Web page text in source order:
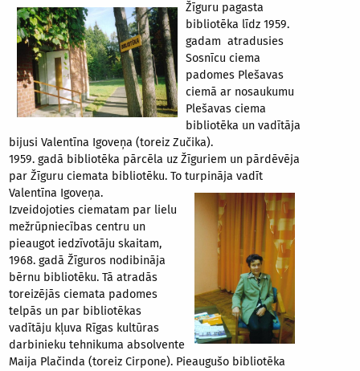
Žīguru pagasta
bibliotēka līdz 1959.
gadam atradusies
Sosnīcu ciema
padomes Plešavas
ciemā ar nosaukumu
Plešavas ciema
bibliotēka un vadītāja
bijusi Valentīna Igoveņa (toreiz Zučika).
1959. gadā bibliotēka pārcēla uz Žīguriem un pārdēvēja
par Žīguru ciemata bibliotēku. To turpināja vadīt
Valentīna Igoveņa.
Izveidojoties ciematam par lielu
mežrūpniecības centru un
pieaugot iedzīvotāju skaitam,
1968. gadā Žīguros nodibināja
bērnu bibliotēku. Tā atradās
toreizējās ciemata padomes
telpās un par bibliotēkas
vadītāju kļuva Rīgas kultūras
darbinieku tehnikuma absolvente
Maija Plačinda (toreiz Cirpone). Pieaugušo bibliotēka